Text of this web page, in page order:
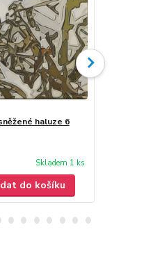
haluze 6
Skladem 1 ks
do košíku